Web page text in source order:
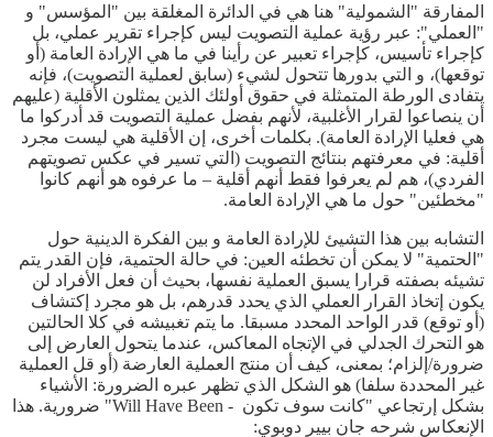
المفارقة "الشمولية" هنا هي في الدائرة المغلقة بين "المؤسس" و
"العملي": عبر رؤية عملية التصويت ليس كإجراء تقرير عملي، بل
كإجراء تأسيس، كإجراء تعبير عن رأينا في ما هي الإرادة العامة (أو
توقعها)، و التي بدورها تتحول لشيء (سابق لعملية التصويت)، فإنه
يتفادى الورطة المتمثلة في حقوق أولئك الذين يمثلون الأقلية (عليهم
أن ينصاعوا لقرار الأغلبية، لأنهم بفضل عملية التصويت قد أدركوا ما
هي فعليا الإرادة العامة). بكلمات أخرى، إن الأقلية هي ليست مجرد
أقلية: في معرفتهم بنتائج التصويت (التي تسير في عكس تصويتهم
الفردي)، هم لم يعرفوا فقط أنهم أقلية – ما عرفوه هو أنهم كانوا
"مخطئين" حول ما هي الإرادة العامة.
التشابه بين هذا التشيئ للإرادة العامة و بين الفكرة الدينية حول
"الحتمية" لا يمكن أن تخطئه العين: في حالة الحتمية، فإن القدر يتم
تشيئه بصفته قرارا يسبق العملية نفسها، بحيث أن فعل الأفراد لن
يكون إتخاذ القرار العملي الذي يحدد قدرهم، بل هو مجرد إكتشاف
(أو توقع) قدر الواحد المحدد مسبقا. ما يتم تغبيشه في كلا الحالتين
هو التحرك الجدلي في الإتجاه المعاكس، عندما يتحول العارض إلى
ضرورة/إلزام؛ بمعنى، كيف أن منتج العملية العارضة (أو قل العملية
غير المحددة سلفا) هو الشكل الذي تظهر عبره الضرورة: الأشياء
بشكل إرتجاعي "كانت سوف تكون - Will Have Been" ضرورية. هذا
الإنعكاس شرحه جان بيير دوبوي: